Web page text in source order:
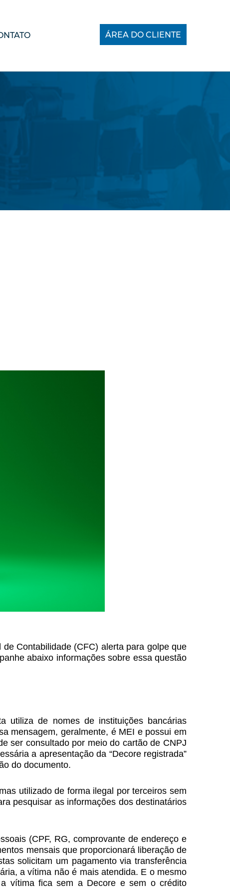
ÁREA DO CLIENTE
Contabilidade (CFC) alerta para golpe que
abaixo informações sobre essa questão
utiliza de nomes de instituições bancárias
mensagem, geralmente, é MEI e possui em
ser consultado por meio do cartão de CNPJ
a apresentação da “Decore registrada”
do documento.
utilizado de forma ilegal por terceiros sem
pesquisar as informações dos destinatários
(CPF, RG, comprovante de endereço e
mensais que proporcionará liberação de
solicitam um pagamento via transferência
a vítima não é mais atendida. E o mesmo
vítima fica sem a Decore e sem o crédito